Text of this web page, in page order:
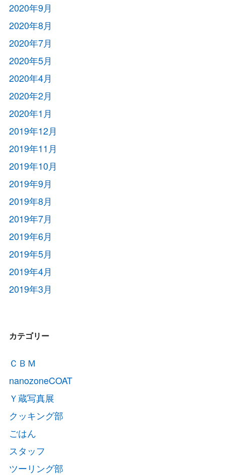
2020年9月
2020年8月
2020年7月
2020年5月
2020年4月
2020年2月
2020年1月
2019年12月
2019年11月
2019年10月
2019年9月
2019年8月
2019年7月
2019年6月
2019年5月
2019年4月
2019年3月
カテゴリー
ＣＢＭ
nanozoneCOAT
Ｙ蔵写真展
クッキング部
ごはん
スタッフ
ツーリング部